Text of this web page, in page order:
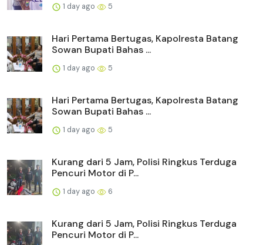
1 day ago 5
Hari Pertama Bertugas, Kapolresta Batang
Sowan Bupati Bahas ...
1 day ago 5
Hari Pertama Bertugas, Kapolresta Batang
Sowan Bupati Bahas ...
1 day ago 5
Kurang dari 5 Jam, Polisi Ringkus Terduga
Pencuri Motor di P...
1 day ago 6
Kurang dari 5 Jam, Polisi Ringkus Terduga
Pencuri Motor di P...